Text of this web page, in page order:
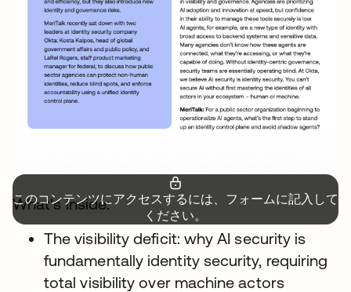
このコンテンツにアクセスするには、フォームに記入して
ください。
What's inside:
The visibility deficit: why AI security is
fundamentally identity security, requiring
total visibility over machine actors